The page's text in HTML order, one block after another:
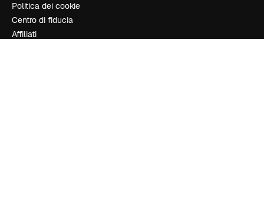
Politica dei cookie
Centro di fiducia
Affiliati